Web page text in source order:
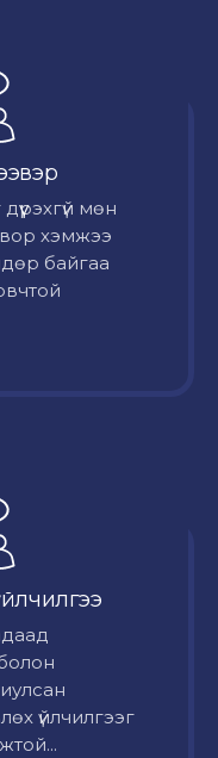
мөн
хэмжээ
байгаа
үйлчилгээ
үйлчилгээг